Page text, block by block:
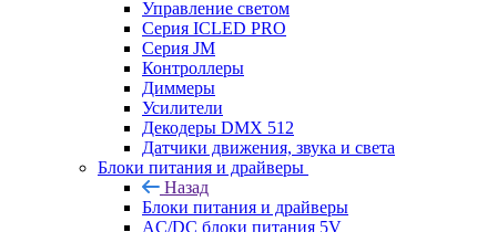
Управление светом
Серия ICLED PRO
Серия JM
Контроллеры
Диммеры
Усилители
Декодеры DMX 512
Датчики движения, звука и света
Блоки питания и драйверы
Назад
Блоки питания и драйверы
AC/DC блоки питания 5V